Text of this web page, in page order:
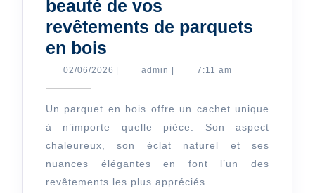
beauté de vos
revêtements de parquets
en bois
ressortir
la
beauté
de
vos
02/06/2026 02/06/2026
| admin admin
| 7:11 am
Un parquet en bois offre un cachet unique
à n’importe quelle pièce. Son aspect
chaleureux, son éclat naturel et ses
nuances élégantes en font l’un des
revêtements les plus appréciés.